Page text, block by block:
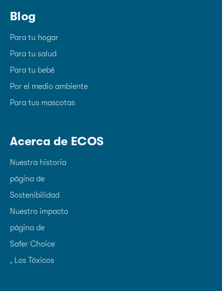
Blog
Para tu hogar
Para tu salud
Para tu bebé
Por el medio ambiente
Para tus mascotas
Acerca de ECOS
Nuestra historia
página de
Sostenibilidad
Nuestro impacto
página de
Safer Choice
, Los Tóxicos